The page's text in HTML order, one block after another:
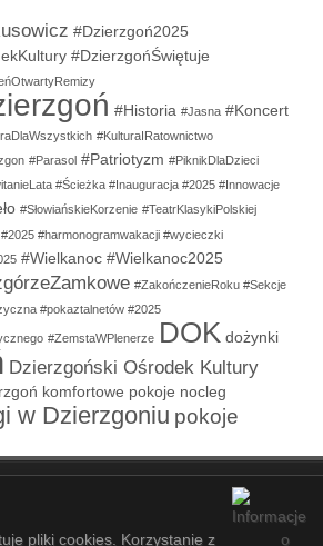
#Dzierzgoń2025
#DzierzgońŚwiętuje
#Historia #Jasna #Koncert
#KulturaIRatownictwo
#Parasol #Patriotyzm #PiknikDlaDzieci
#Ścieżka #Inauguracja #2025 #Innowacje
#SłowiańskieKorzenie #TeatrKlasykiPolskiej
#harmonogramwakacji #wycieczki
#Wielkanoc #Wielkanoc2025
#ZakończenieRoku #Sekcje
#pokaztalnetów #2025
#ZemstaWPlenerze DOK dożynki
Dzierzgoński Ośrodek Kultury
komfortowe pokoje nocleg
w Dzierzgoniu pokoje
- DZIERZGOŃSKI OŚRODEK KULTURY
pliki cookies. Korzystanie z